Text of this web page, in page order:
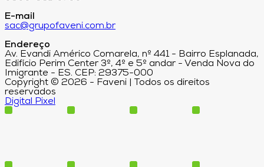
E-mail
sac@grupofaveni.com.br
Endereço
Av. Evandi Américo Comarela, nº 441 - Bairro Esplanada,
Edifício Perim Center 3º, 4º e 5º andar - Venda Nova do
Imigrante - ES. CEP: 29375-000
Copyright © 2026 - Faveni | Todos os direitos
reservados
Digital Pixel